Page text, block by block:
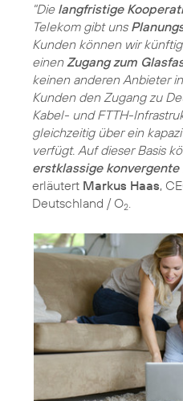
"Die langfristige
Telekom gibt uns
Kunden können wir
einenZugang zum
keinen anderen Anbieter
Kunden den Zugang zu
Kabel- und FTTH-
gleichzeitig über ein
verfügt. Auf dieser Basis
erstklassige
erläutert Markus Haas,
Deutschland / O2.